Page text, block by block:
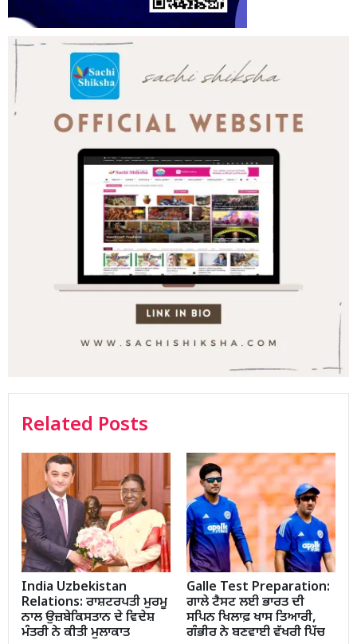
Related Posts
India Uzbekistan
Relations: ਰਾਸ਼ਟਰਪਤੀ ਮੁਰਮੂ
ਨਾਲ ਉਜ਼ਬੇਕਿਸਤਾਨ ਦੇ ਵਿਦੇਸ਼
ਮੰਤਰੀ ਨੇ ਕੀਤੀ ਮੁਲਾਕਾਤ
Galle Test Preparation:
ਗਾਲੇ ਟੈਸਟ ਲਈ ਭਾਰਤ ਦੀ
ਸਪਿਨ ਖਿਲਾਫ਼ ਖਾਸ ਤਿਆਰੀ,
ਗੰਭੀਰ ਨੇ ਬਣਵਾਈ ਵੱਖਰੀ ਪਿੱਚ